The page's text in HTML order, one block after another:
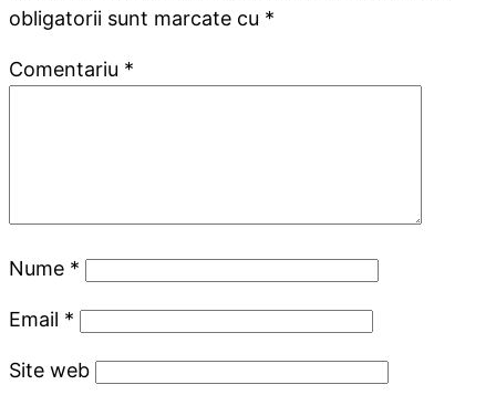
obligatorii sunt marcate cu *
Comentariu *
Nume *
Email *
Site web